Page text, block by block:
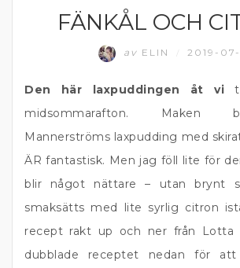
FÄNKÅL OCH
av ELIN 2019-
Den här laxpuddingen åt vi
midsommarafton. Maken
Mannerströms laxpudding med
ÄR fantastisk. Men jag föll lite för
blir något nättare – utan brynt
smaksätts med lite syrlig citron
recept rakt up och ner från Lotta
dubblade receptet nedan för